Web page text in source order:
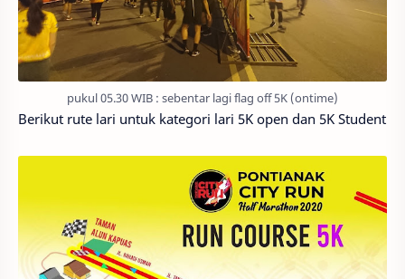
pukul 05.30 WIB : sebentar lagi flag off 5K (ontime)
Berikut rute lari untuk kategori lari 5K open dan 5K Student